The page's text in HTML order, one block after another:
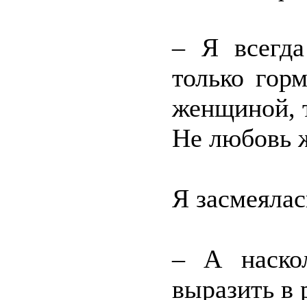
– Я
только
женщиной,
Не любовь
Я
– А
выразить в